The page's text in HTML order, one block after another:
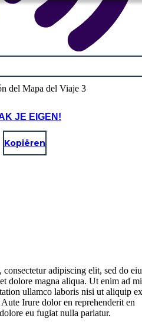
JE EIGEN!
Kopiëren
adipiscing elit, sed do
dolore magna aliqua. Ut enim ad
ullamco laboris nisi ut aliquip
Irure dolor en reprehenderit en
eu fugiat nulla pariatur.